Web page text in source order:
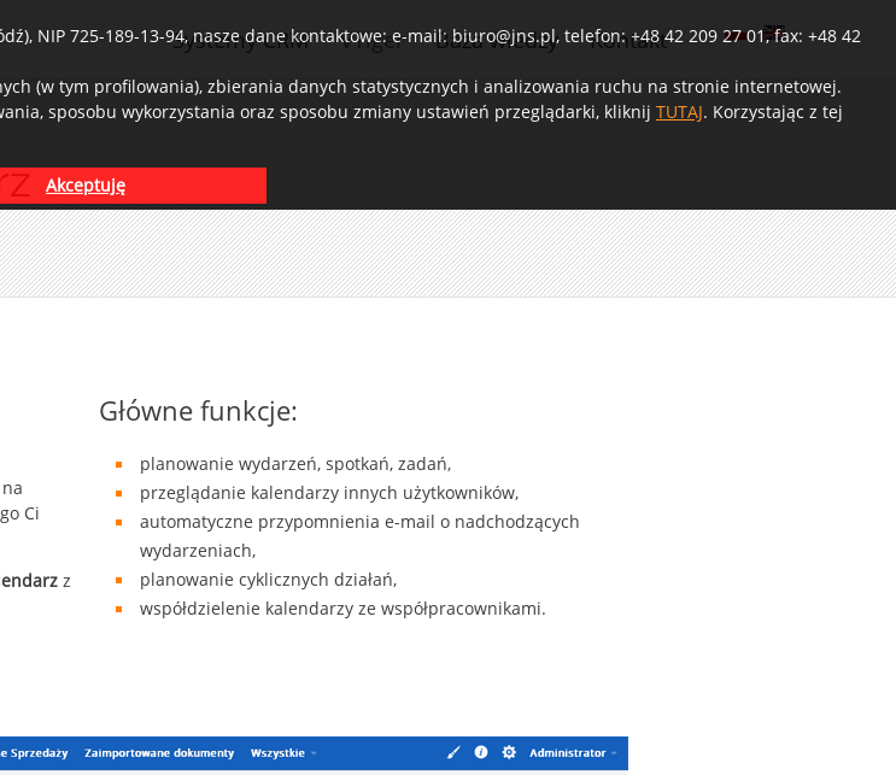
NIP 725-189-13-94, nasze dane kontaktowe: e-mail: biuro@jns.pl, telefon: +48 42 209 27 01, fax: +48 42
(w tym profilowania), zbierania danych statystycznych i analizowania ruchu na stronie internetowej.
sposobu wykorzystania oraz sposobu zmiany ustawień przeglądarki, kliknij TUTAJ. Korzystając z tej
Akceptuję
Systemy CRM VTiger Baza wiedzy Kontakt
Ci
z
Główne funkcje:
planowanie wydarzeń, spotkań, zadań,
przeglądanie kalendarzy innych użytkowników,
automatyczne przypomnienia e-mail o nadchodzących
wydarzeniach,
planowanie cyklicznych działań,
współdzielenie kalendarzy ze współpracownikami.